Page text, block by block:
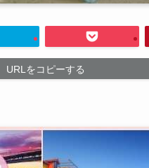
URLをコピーする